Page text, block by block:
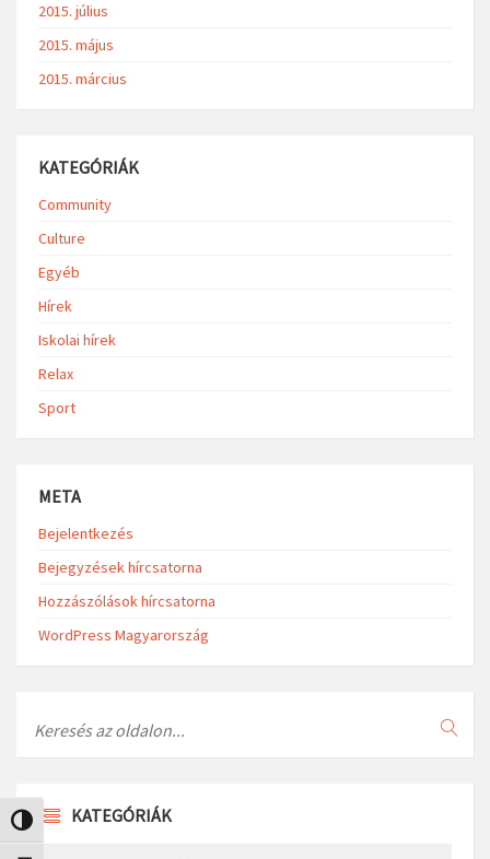
Nagy kontraszt váltása
2015. július
2015. május
2015. március
KATEGÓRIÁK
Community
Culture
Egyéb
Hírek
Iskolai hírek
Relax
Sport
META
Bejelentkezés
Bejegyzések hírcsatorna
Hozzászólások hírcsatorna
WordPress Magyarország
KATEGÓRIÁK